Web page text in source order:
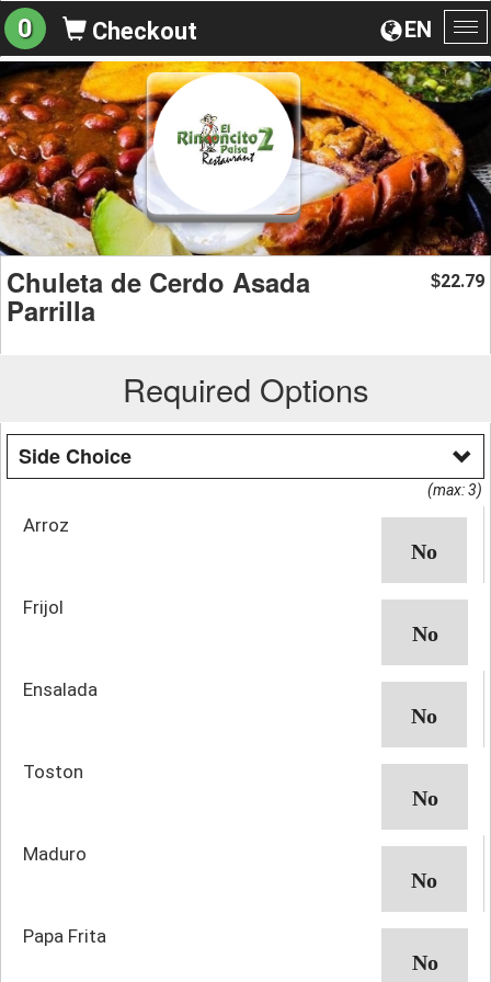
EN
0 Checkout
Chuleta de Cerdo Asada
Parrilla
$22.79
Required Options
Side Choice
(max: 3)
Arroz
Frijol
Ensalada
Toston
Maduro
Papa Frita